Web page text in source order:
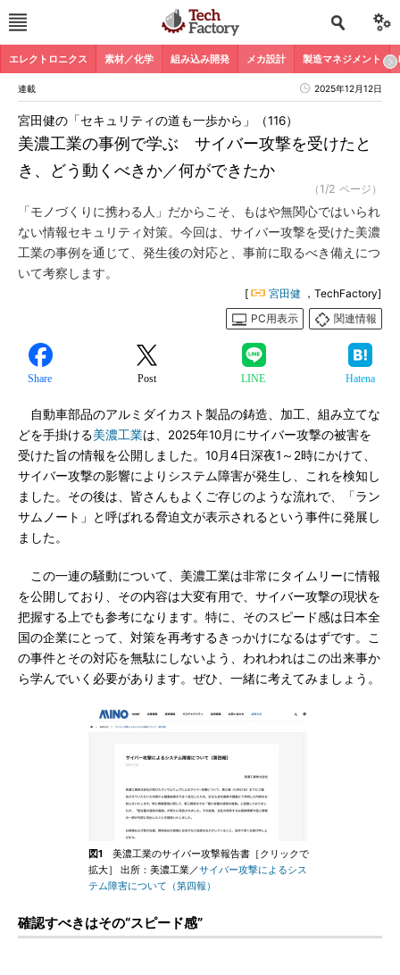
エレクトロニクス 素材／化学 組み込み開発 メカ設計 製造マネジメント
連載 2025年12月12日
美濃工業の事例で学ぶ サイバー攻撃を受けたと
き、どう動くべきか／何ができたか
宮田健の「セキュリティの道も一歩から」（116）
（1/2 ページ）
「モノづくりに携わる人」だからこそ、もはや無関心ではいられ
ない情報セキュリティ対策。今回は、サイバー攻撃を受けた美濃
工業の事例を通じて、発生後の対応と、事前に取るべき備えにつ
いて考察します。
[ 宮田健 ，TechFactory]
PC用表示
関連情報
Share Post LINE Hatena
自動車部品のアルミダイカスト製品の鋳造、加工、組み立てな
どを手掛ける美濃工業は、2025年10月にサイバー攻撃の被害を
受けた旨の情報を公開しました。10月4日深夜1～2時にかけて、
サイバー攻撃の影響によりシステム障害が発生し、これを検知し
ました。その後は、皆さんもよくご存じのような流れで、「ラン
サムノート」と呼ばれる脅迫文が表示されるという事件に発展し
ました。
この一連の騒動について、美濃工業は非常にタイムリーに情報
を公開しており、その内容は大変有用で、サイバー攻撃の現状を
把握する上でも参考になります。特に、そのスピード感は日本全
国の企業にとって、対策を再考するきっかけになるはずです。こ
の事件とその対応を無駄にしないよう、われわれはこの出来事か
ら学んでいく必要があります。ぜひ、一緒に考えてみましょう。
図1 美濃工業のサイバー攻撃報告書［クリックで
拡大］ 出所：美濃工業／サイバー攻撃によるシス
テム障害について（第四報）
確認すべきはその“スピード感”